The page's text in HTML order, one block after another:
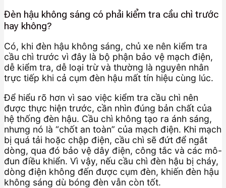
Đèn hậu không sáng có phải kiểm tra cầu chì trước
hay không?
Có, khi đèn hậu không sáng, chủ xe nên kiểm tra
cầu chì trước vì đây là bộ phận bảo vệ mạch điện,
dễ kiểm tra, dễ loại trừ và thường là nguyên nhân
trực tiếp khi cả cụm đèn hậu mất tín hiệu cùng lúc.
Để hiểu rõ hơn vì sao việc kiểm tra cầu chì nên
được thực hiện trước, cần nhìn đúng bản chất của
hệ thống đèn hậu. Cầu chì không tạo ra ánh sáng,
nhưng nó là “chốt an toàn” của mạch điện. Khi mạch
bị quá tải hoặc chập điện, cầu chì sẽ đứt để ngắt
dòng, qua đó bảo vệ dây điện, công tắc và các mô-
đun điều khiển. Vì vậy, nếu cầu chì đèn hậu bị cháy,
dòng điện không đến được cụm đèn, khiến đèn hậu
không sáng dù bóng đèn vẫn còn tốt.